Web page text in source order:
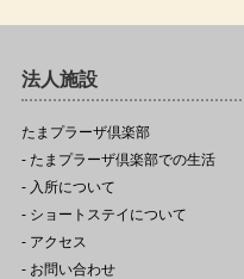
法人施設
たまプラーザ倶楽部
- たまプラーザ倶楽部での生活
- 入所について
- ショートステイについて
- アクセス
- お問い合わせ